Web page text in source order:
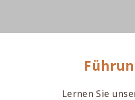
Lernen Sie